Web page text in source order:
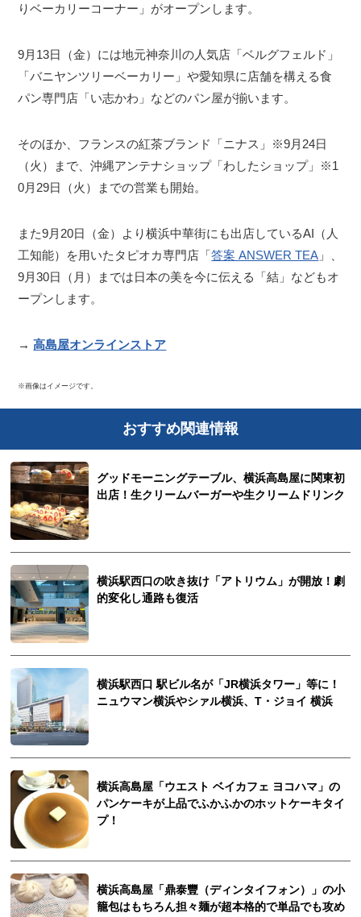
りベーカリーコーナー」がオープンします。
9月13日（金）には地元神奈川の人気店「ベルグフェルド」
「バニヤンツリーベーカリー」や愛知県に店舗を構える食
パン専門店「い志かわ」などのパン屋が揃います。
そのほか、フランスの紅茶ブランド「ニナス」※9月24日
（火）まで、沖縄アンテナショップ「わしたショップ」※1
0月29日（火）までの営業も開始。
また9月20日（金）より横浜中華街にも出店しているAI（人
工知能）を用いたタピオカ専門店「答案 ANSWER TEA 」、
9月30日（月）までは日本の美を今に伝える「結」などもオ
ープンします。
→高島屋オンラインストア
※画像はイメージです。
おすすめ関連情報
グッドモーニングテーブル、横浜高島屋に関東初
出店！生クリームバーガーや生クリームドリンク
横浜駅西口の吹き抜け「アトリウム」が開放！劇
的変化し通路も復活
横浜駅西口 駅ビル名が「JR横浜タワー」等に！
ニュウマン横浜やシァル横浜、T・ジョイ 横浜
横浜高島屋「ウエスト ベイカフェ ヨコハマ」の
パンケーキが上品でふかふかのホットケーキタイ
プ！
横浜高島屋「鼎泰豐（ディンタイフォン）」の小
籠包はもちろん担々麺が超本格的で単品でも攻め